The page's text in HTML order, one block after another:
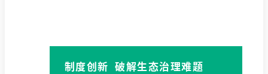
制度创新 破解生态治理难题